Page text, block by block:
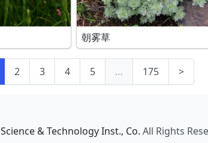
朝雾草
2 3 4 5 … 175 >
Science & Technology Inst., Co. All Rights